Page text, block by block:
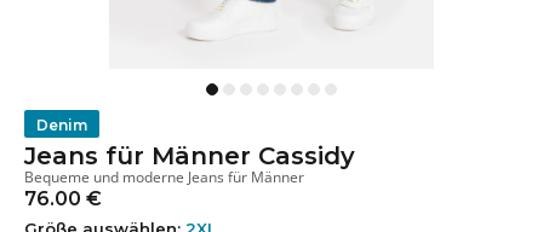
Denim
Jeans für Männer Cassidy
Bequeme und moderne Jeans für Männer
76.00 €